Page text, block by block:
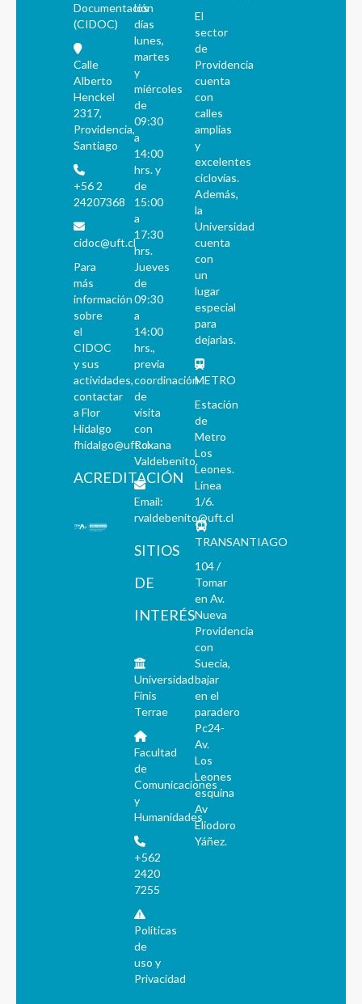
Documentación
(CIDOC)
Calle
Alberto
Henckel
2317,
Providencia,
Santiago
+56 2
24207368
cidoc@uft.cl
Para
más
información
sobre
el
CIDOC
y sus
actividades,
contactar
a Flor
Hidalgo
fhidalgo@uft.cl
ACREDITACIÓN
los
días
lunes,
martes
y
miércoles
de
09:30
a
14:00
hrs. y
de
15:00
a
17:30
hrs.
Jueves
de
09:30
a
14:00
hrs.,
previa
coordinación
de
visita
con
Roxana
Valdebenito.
Email:
rvaldebenito@uft.cl
SITIOS
DE
INTERÉS
Universidad
Finis
Terrae
Facultad
de
Comunicaciones
y
Humanidades
+562
2420
7255
Políticas
de
uso y
Privacidad
El
sector
de
Providencia
cuenta
con
calles
amplias
y
excelentes
ciclovías.
Además,
la
Universidad
cuenta
con
un
lugar
especial
para
dejarlas.
METRO
Estación
de
Metro
Los
Leones.
Línea
1/6.
TRANSANTIAGO
104 /
Tomar
en Av.
Nueva
Providencia
con
Suecia,
bajar
en el
paradero
Pc24-
Av.
Los
Leones
esquina
Av
Eliodoro
Yáñez.